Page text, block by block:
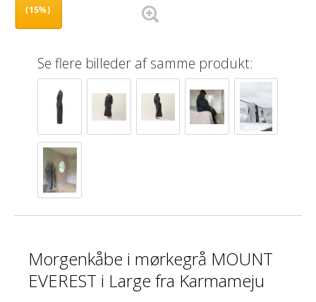
(15%)
Se flere billeder af samme produkt:
Morgenkåbe i mørkegrå MOUNT
EVEREST i Large fra Karmameju